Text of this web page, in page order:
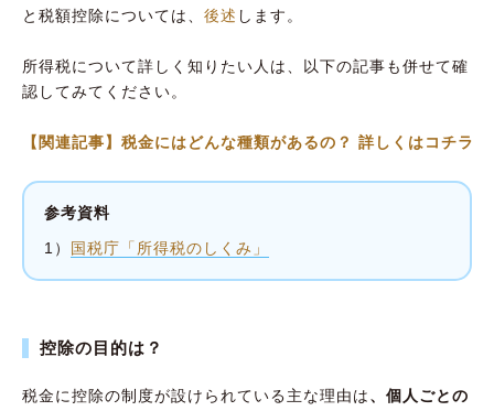
と税額控除については、 後述 します。
所得税について詳しく知りたい人は、以下の記事も併せて確
認してみてください。
【関連記事】税金にはどんな種類があるの？ 詳しくはコチラ
参考資料
1） 国税庁「所得税のしくみ」
控除の目的は？
税金に控除の制度が設けられている主な理由は、個人ごとの